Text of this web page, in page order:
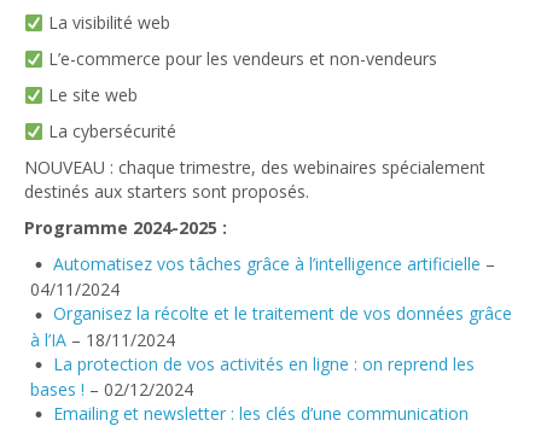
La visibilité web
L’e-commerce pour les vendeurs et non-vendeurs
Le site web
La cybersécurité
NOUVEAU : chaque trimestre, des webinaires spécialement
destinés aux starters sont proposés.
Programme 2024-2025 :
Automatisez vos tâches grâce à l’intelligence artificielle –
04/11/2024
Organisez la récolte et le traitement de vos données grâce
à l’IA – 18/11/2024
La protection de vos activités en ligne : on reprend les
bases ! – 02/12/2024
Emailing et newsletter : les clés d’une communication